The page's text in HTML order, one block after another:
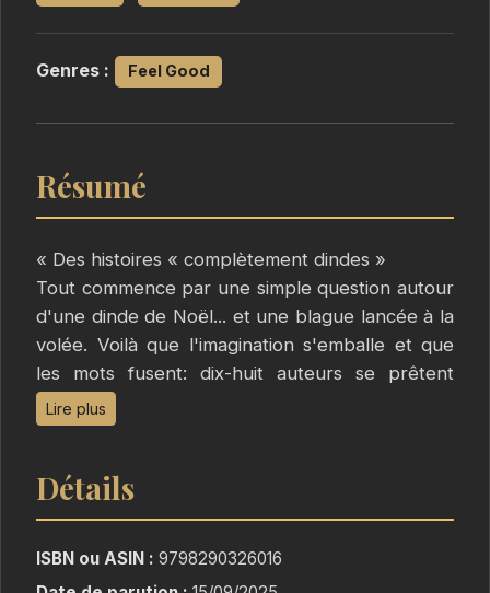
Genres : Feel Good
Résumé
« Des histoires « complètement dindes »
Tout commence par une simple question autour
d'une dinde de Noël... et une blague lancée à la
volée. Voilà que l'imagination s'emballe et que
les mots fusent: dix-huit auteurs se prêtent
alors au jeu et donnent vie à un recueil
inattendu, où une dinde et une blogueuse
héroïnes d'aventures aussi surprenantes que
drôles et touchantes.
chaque histoire peut devenir un monde à part
Lire plus
Détails
ISBN ou ASIN : 9798290326016